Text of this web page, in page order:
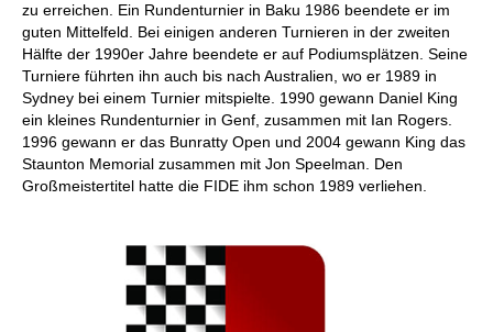
zu erreichen. Ein Rundenturnier in Baku 1986 beendete er im
guten Mittelfeld. Bei einigen anderen Turnieren in der zweiten
Hälfte der 1990er Jahre beendete er auf Podiumsplätzen. Seine
Turniere führten ihn auch bis nach Australien, wo er 1989 in
Sydney bei einem Turnier mitspielte. 1990 gewann Daniel King
ein kleines Rundenturnier in Genf, zusammen mit Ian Rogers.
1996 gewann er das Bunratty Open und 2004 gewann King das
Staunton Memorial zusammen mit Jon Speelman. Den
Großmeistertitel hatte die FIDE ihm schon 1989 verliehen.